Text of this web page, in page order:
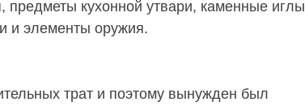
предметы кухонной утвари, каменные иглы
и элементы оружия.
трат и поэтому вынужден был